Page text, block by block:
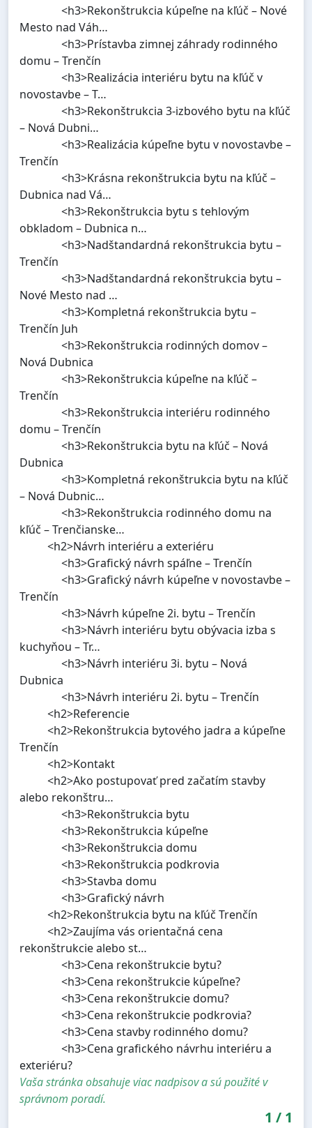
<h3>Rekonštrukcia kúpeľne na kľúč – Nové
Mesto nad Váh…
<h3>Prístavba zimnej záhrady rodinného
domu – Trenčín
<h3>Realizácia interiéru bytu na kľúč v
novostavbe – T…
<h3>Rekonštrukcia 3-izbového bytu na kľúč
– Nová Dubni…
<h3>Realizácia kúpeľne bytu v novostavbe –
Trenčín
<h3>Krásna rekonštrukcia bytu na kľúč –
Dubnica nad Vá…
<h3>Rekonštrukcia bytu s tehlovým
obkladom – Dubnica n…
<h3>Nadštandardná rekonštrukcia bytu –
Trenčín
<h3>Nadštandardná rekonštrukcia bytu –
Nové Mesto nad …
<h3>Kompletná rekonštrukcia bytu –
Trenčín Juh
<h3>Rekonštrukcia rodinných domov –
Nová Dubnica
<h3>Rekonštrukcia kúpeľne na kľúč –
Trenčín
<h3>Rekonštrukcia interiéru rodinného
domu – Trenčín
<h3>Rekonštrukcia bytu na kľúč – Nová
Dubnica
<h3>Kompletná rekonštrukcia bytu na kľúč
– Nová Dubnic…
<h3>Rekonštrukcia rodinného domu na
kľúč – Trenčianske…
<h2>Návrh interiéru a exteriéru
<h3>Grafický návrh spáľne – Trenčín
<h3>Grafický návrh kúpeľne v novostavbe –
Trenčín
<h3>Návrh kúpeľne 2i. bytu – Trenčín
<h3>Návrh interiéru bytu obývacia izba s
kuchyňou – Tr…
<h3>Návrh interiéru 3i. bytu – Nová
Dubnica
<h3>Návrh interiéru 2i. bytu – Trenčín
<h2>Referencie
<h2>Rekonštrukcia bytového jadra a kúpeľne
Trenčín
<h2>Kontakt
<h2>Ako postupovať pred začatím stavby
alebo rekonštru…
<h3>Rekonštrukcia bytu
<h3>Rekonštrukcia kúpeľne
<h3>Rekonštrukcia domu
<h3>Rekonštrukcia podkrovia
<h3>Stavba domu
<h3>Grafický návrh
<h2>Rekonštrukcia bytu na kľúč Trenčín
<h2>Zaujíma vás orientačná cena
rekonštrukcie alebo st…
<h3>Cena rekonštrukcie bytu?
<h3>Cena rekonštrukcie kúpeľne?
<h3>Cena rekonštrukcie domu?
<h3>Cena rekonštrukcie podkrovia?
<h3>Cena stavby rodinného domu?
<h3>Cena grafického návrhu interiéru a
exteriéru?
Vaša stránka obsahuje viac nadpisov a sú použité v
správnom poradí.
1 / 1